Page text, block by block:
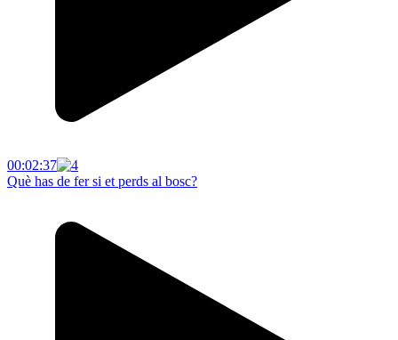
00:02:37
Què has de fer si et perds al bosc?